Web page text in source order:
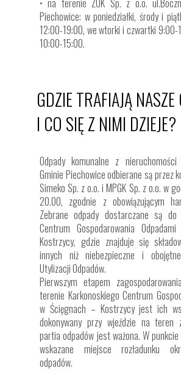
Piechowice: w poniedziałki, środy i
12:00-19:00, we wtorki i czwartki 9:00-
10:00-15:00.
GDZIE TRAFIAJĄ
I CO SIĘ Z NIMI DZIEJE?
Odpady komunalne z nieruchomości
Gminie Piechowice odbierane są przez
Simeko Sp. z o.o. i MPGK Sp. z o.o. w
20.00, zgodnie z obowiązującym
Zebrane odpady dostarczane są do
Centrum Gospodarowania
Kostrzycy, gdzie znajduje się
innych niż niebezpieczne i
Utylizacji Odpadów.
Pierwszym etapem
terenie Karkonoskiego Centrum
w Ścięgnach – Kostrzycy jest ich
dokonywany przy wjeździe na teren
partia odpadów jest ważona. W
wskazane miejsce rozładunku
odpadów.